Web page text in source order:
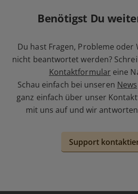
Benötigst Du
Du hast Fragen, Probleme oder
nicht beantwortet werden?
Kontaktformular eine
Schau einfach bei unseren News
ganz einfach über unser
mit uns auf und wir
Support